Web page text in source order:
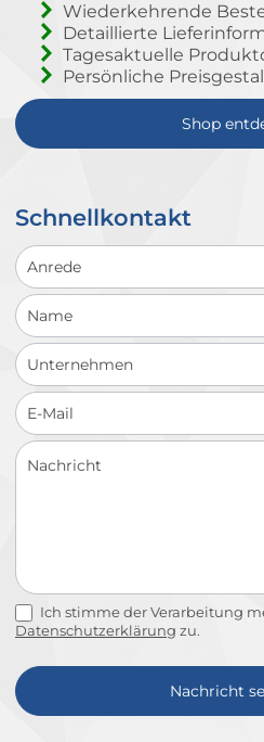
Wiederkehrende
Detaillierte
Tagesaktuelle
Persönliche
Shop
Schnellkontakt
Schnellkontakt
Ich stimme der Verarbeitung
Datenschutzerklärung zu.
Nachricht